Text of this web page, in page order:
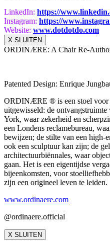
LinkedIn: https://www.
Instagram: https://
Website: www.dotdotdo.com
X SLUITEN
ORDINÆRE: A Chair Re-
Patented Design: Enrique
ORDINÆRE ® is een stoel voor
uitgewisseld: de
York, waar zekerheid en
een Londens reclamebureau,
bewijzen; de stilte van een high-
ook een sculptuur kan zijn; de
architectuurbiënnales, waar
gaan. Het is een eigentijdse
bijeenkomsten, voor
zijn een origineel leven te leiden.
www.ordinaere.com
@ordinaere.official
X SLUITEN